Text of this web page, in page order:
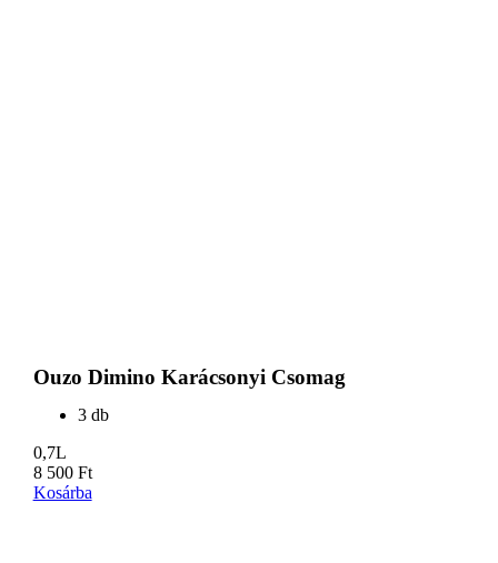
Ouzo Dimino Karácsonyi Csomag
3 db
0,7L
8 500 Ft
Kosárba